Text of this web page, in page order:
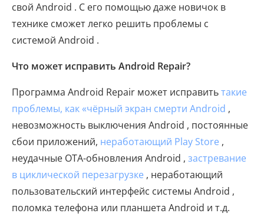
свой Android . С его помощью даже новичок в
технике сможет легко решить проблемы с
системой Android .
Что может исправить Android Repair?
Программа Android Repair может исправитьтакие
проблемы, как «чёрный экран смерти Android ,
невозможность выключения Android , постоянные
сбои приложений, неработающий Play Store ,
неудачные OTA-обновления Android , застревание
в циклической перезагрузке , неработающий
пользовательский интерфейс системы Android ,
поломка телефона или планшета Android и т.д.